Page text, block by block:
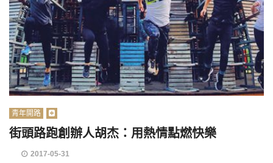
青年開路
街頭路跑創辦人胡杰：用熱情點燃快樂
2017-05-31